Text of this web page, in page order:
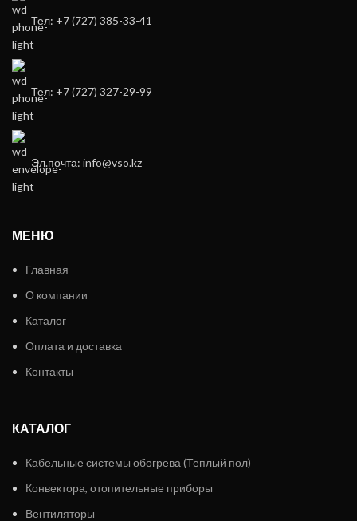
Тел: +7 (727) 385-33-41
Тел: +7 (727) 327-29-99
Эл.почта: info@vso.kz
МЕНЮ
Главная
О компании
Каталог
Оплата и доставка
Контакты
КАТАЛОГ
Кабельные системы обогрева (Теплый пол)
Конвектора, отопительные приборы
Вентиляторы